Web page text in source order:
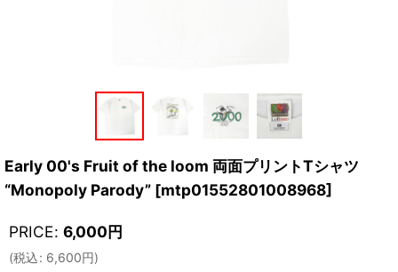
Early 00's Fruit of the loom 両面プリントTシャツ
“Monopoly Parody” [mtp01552801008968]
PRICE: 6,000円
(税込: 6,600円)